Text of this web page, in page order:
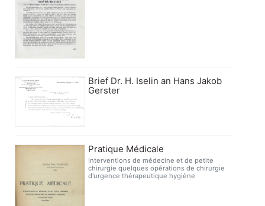
Brief Dr. H. Iselin an Hans Jakob
Gerster
Pratique Médicale
Interventions de médecine et de petite
chirurgie quelques opérations de chirurgie
d'urgence thérapeutique hygiène